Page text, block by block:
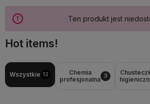
Ten produkt jest
Hot items!
Wszystkie 12
Chemia
profesjonalna 3